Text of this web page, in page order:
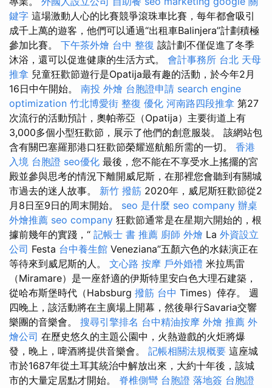
鍵字 這場激動人心的比賽競爭滾珠車比賽，每年都會吸引
成千上萬的遊客，他們可以通過“出租車Balinjera”計劃積極
參加比賽。 下午茶外燴 台中 整復 該計劃不僅促進了冬季
沐浴，還可以促進健康的生活方式。 會計事務所 台北 天母
推拿 兒童狂歡節遊行是Opatija最有趣的活動，於今年2月
16日中午開始。 南投 外燴 台胞證申請 search engine
optimization 竹北博愛街 整復 優化 河南路四段推拿 第27
次流行的活動預計，奧帕蒂亞（Opatija）主要街道上有
3,000多個小型狂歡節，展示了他們的創意服裝。 該網站包
含有關巴塞羅那港口狂歡節榮耀巡航船所需的一切。 香港
入境 台胞證 seo優化 最後，您不能在不享受水上搖擺的宮
殿並參與思考的情況下離開威尼斯，在那裡您會聽到有關城
市過去的迷人故事。 新竹 撥筋 2020年，威尼斯狂歡節從2
月8日至9日的周末開始。 seo 是什麼 seo company 辦桌
外燴推薦 seo company 狂歡節通常是在星期六開始的，根
據前幾年的實踐，“ 記帳士 書 推薦 廚師 外燴 La 外資設立
公司 Festa 台中養生館 Veneziana”五顏六色的水錶演正在
等待來到威尼斯的人。 文心路 按摩 戶外婚禮 米拉馬雷
（Miramare）是一座舒適的伊斯特里安白色大理石建築，
從哈布斯堡時代（Habsburg 撥筋 台中 Times）倖存。 週
四晚上，該活動將在主廣場上開幕，然後舉行Savaria交響
樂團的音樂會。 搜尋引擎排名 台中精油按摩 外燴 推薦 外
燴公司 在歷史悠久的主題公園中，火熱遊戲的火炬將爆
發，晚上，啤酒將提供音樂會。 記帳相關法規概要 這座城
市於1687年從土耳其統治中解放出來，大約十年後，該城
市的大量定居點才開始。 脊椎側彎 台胞證 落地簽 台胞證